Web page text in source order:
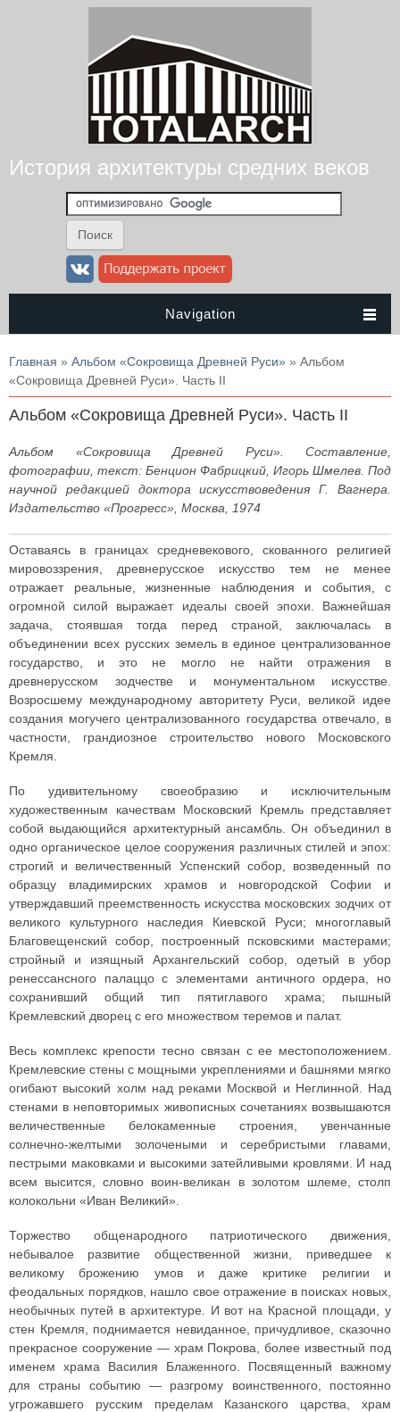
История архитектуры средних веков
Navigation
Вы здесь
Главная » Альбом «Сокровища Древней Руси» » Альбом
«Сокровища Древней Руси». Часть II
Альбом «Сокровища Древней Руси». Часть II
Альбом «Сокровища Древней Руси». Составление,
фотографии, текст: Бенцион Фабрицкий, Игорь Шмелев. Под
научной редакцией доктора искусствоведения Г. Вагнера.
Издательство «Прогресс», Москва, 1974
Оставаясь в границах средневекового, скованного религией
мировоззрения, древнерусское искусство тем не менее
отражает реальные, жизненные наблюдения и события, с
огромной силой выражает идеалы своей эпохи. Важнейшая
задача, стоявшая тогда перед страной, заключалась в
объединении всех русских земель в единое централизованное
государство, и это не могло не найти отражения в
древнерусском зодчестве и монументальном искусстве.
Возросшему международному авторитету Руси, великой идее
создания могучего централизованного государства отвечало, в
частности, грандиозное строительство нового Московского
Кремля.
По удивительному своеобразию и исключительным
художественным качествам Московский Кремль представляет
собой выдающийся архитектурный ансамбль. Он объединил в
одно органическое целое сооружения различных стилей и эпох:
строгий и величественный Успенский собор, возведенный по
образцу владимирских храмов и новгородской Софии и
утверждавший преемственность искусства московских зодчих от
великого культурного наследия Киевской Руси; многоглавый
Благовещенский собор, построенный псковскими мастерами;
стройный и изящный Архангельский собор, одетый в убор
ренессансного палаццо с элементами античного ордера, но
сохранивший общий тип пятиглавого храма; пышный
Кремлевский дворец с его множеством теремов и палат.
Весь комплекс крепости тесно связан с ее местоположением.
Кремлевские стены с мощными укреплениями и башнями мягко
огибают высокий холм над реками Москвой и Неглинной. Над
стенами в неповторимых живописных сочетаниях возвышаются
величественные белокаменные строения, увенчанные
солнечно-желтыми золочеными и серебристыми главами,
пестрыми маковками и высокими затейливыми кровлями. И над
всем высится, словно воин-великан в золотом шлеме, столп
колокольни «Иван Великий».
Торжество общенародного патриотического движения,
небывалое развитие общественной жизни, приведшее к
великому брожению умов и даже критике религии и
феодальных порядков, нашло свое отражение в поисках новых,
необычных путей в архитектуре. И вот на Красной площади, у
стен Кремля, поднимается невиданное, причудливое, сказочно
прекрасное сооружение — храм Покрова, более известный под
именем храма Василия Блаженного. Посвященный важному
для страны событию — разгрому воинственного, постоянно
угрожавшего русским пределам Казанского царства, храм